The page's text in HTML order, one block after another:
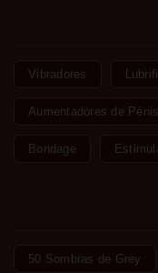
Vibradores
Aumentadores de Pénis
Bondage
50 Sombras de Grey